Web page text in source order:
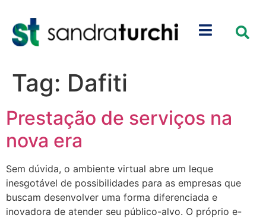
Tag: Dafiti
Prestação de serviços na
nova era
Sem dúvida, o ambiente virtual abre um leque
inesgotável de possibilidades para as empresas que
buscam desenvolver uma forma diferenciada e
inovadora de atender seu público-alvo. O próprio e-